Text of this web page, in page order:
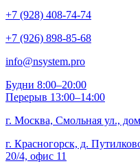
+7 (928) 408-74-74
+7 (926) 898-85-68
info@nsystem.pro
Будни 8:00–20:00
Перерыв 13:00–14:00
г. Москва, Смольная ул.,
г. Красногорск, д.
20/4, офис 11